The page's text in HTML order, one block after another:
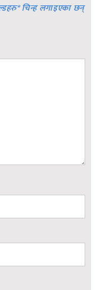
*चिन्ह लगाइएका छन्